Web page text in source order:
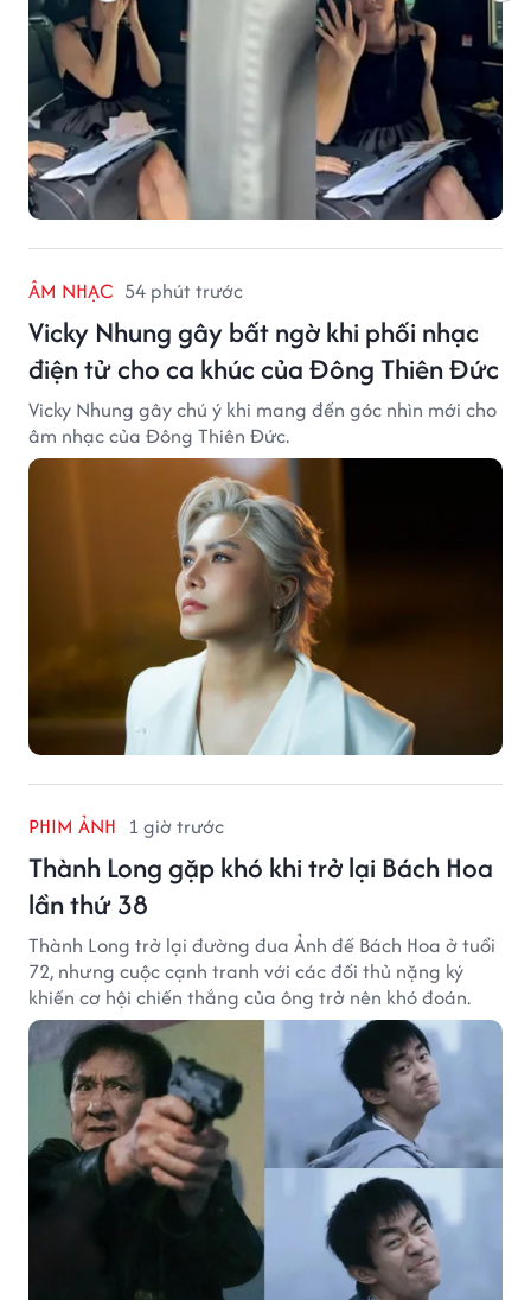
ÂM NHẠC 54 phút trước
Vicky Nhung gây bất ngờ khi phối nhạc
điện tử cho ca khúc của Đông Thiên Đức
Vicky Nhung gây chú ý khi mang đến góc nhìn mới cho
âm nhạc của Đông Thiên Đức.
PHIM ẢNH 1 giờ trước
Thành Long gặp khó khi trở lại Bách Hoa
lần thứ 38
Thành Long trở lại đường đua Ảnh đế Bách Hoa ở tuổi
72, nhưng cuộc cạnh tranh với các đối thủ nặng ký
khiến cơ hội chiến thắng của ông trở nên khó đoán.